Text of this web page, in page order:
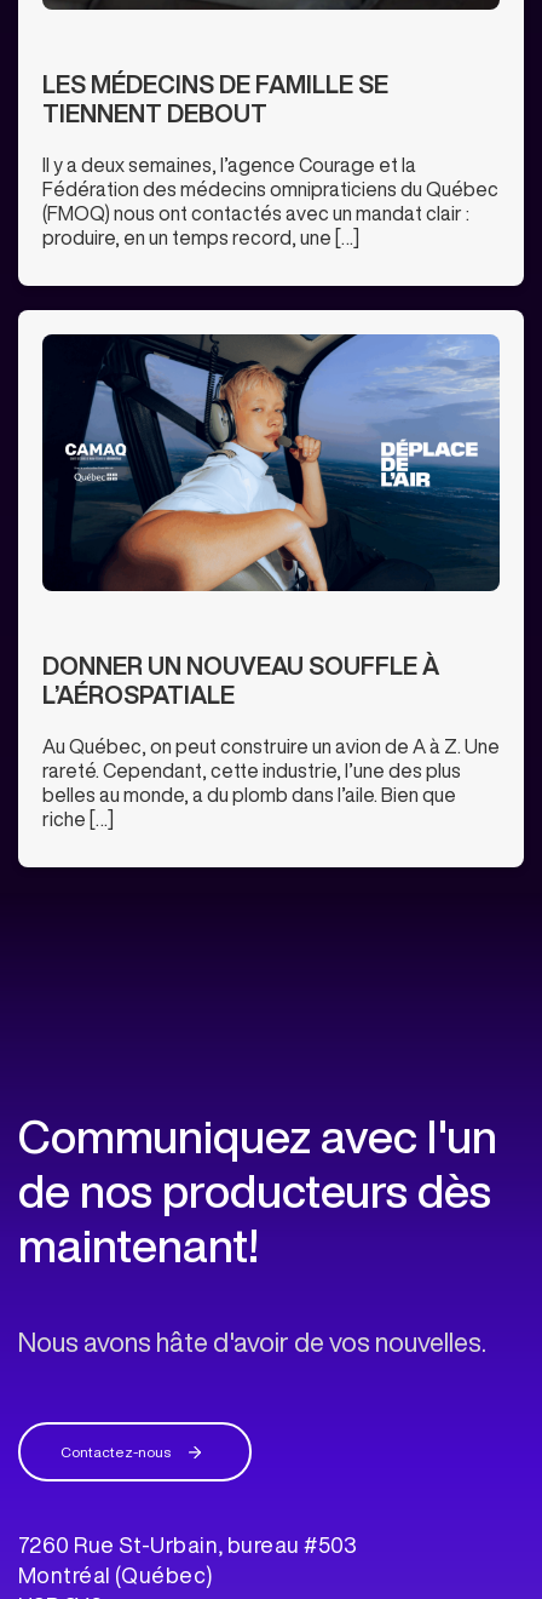
LES MÉDECINS DE FAMILLE SE
TIENNENT DEBOUT
Il y a deux semaines, l’agence Courage et la
Fédération des médecins omnipraticiens du Québec
(FMOQ) nous ont contactés avec un mandat clair :
produire, en un temps record, une […]
DONNER UN NOUVEAU SOUFFLE À
L’AÉROSPATIALE
Au Québec, on peut construire un avion de A à Z. Une
rareté. Cependant, cette industrie, l’une des plus
belles au monde, a du plomb dans l’aile. Bien que
riche […]
Communiquez avec l'un
de nos producteurs dès
maintenant!
Nous avons hâte d'avoir de vos nouvelles.
Contactez-nous
7260 Rue St-Urbain, bureau #503
Montréal (Québec)